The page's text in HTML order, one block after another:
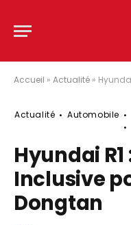
Accueil » Actualité » Hyundai
Actualité Automobile
Hyundai
Inclusive
Dongtan